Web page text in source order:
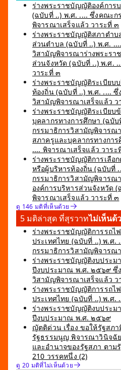
ร่างพระราชบัญญัติองค์การ
(ฉบับที่ ..) พ.ศ. .... ซึ่งคณะก
พิจารณาเสร็จแล้ว วาระที่ ๓
ร่างพระราชบัญญัติสภาตำบ
ส่วนตำบล (ฉบับที่ ..) พ.ศ.
วิสามัญพิจารณาร่างพระรา
ส่วนจังหวัด (ฉบับที่ ..) พ.ศ.
วาระที่ ๓
ร่างพระราชบัญญัติระเบียบ
ท้องถิ่น (ฉบับที่ ..) พ.ศ. ....
วิสามัญพิจารณาเสร็จแล้ว ว
ร่างพระราชบัญญัติระเบียบ
บุคลากรทางการศึกษา (ฉบั
กรรมาธิการวิสามัญพิจารณ
สภาครูและบุคลากรทางกา
.... พิจารณาเสร็จแล้ว วาระ
ร่างพระราชบัญญัติการเลือ
หรือผู้บริหารท้องถิ่น (ฉบับที่
กรรมาธิการวิสามัญพิจารณ
องค์การบริหารส่วนจังหวัด
พิจารณาเสร็จแล้ว วาระที่ ๓
ดู 146 มติที่เห็นด้วย
5 มติล่าสุด ที่สุรวาทไม่เห็นด้
ร่างพระราชบัญญัติการรถไ
ประเทศไทย (ฉบับที่ ..) พ.ศ.
กรรมาธิการวิสามัญพิจารณ
ร่างพระราชบัญญัติงบประม
ปีงบประมาณ พ.ศ. ๒๕๖๙ ซึ่
วิสามัญพิจารณาเสร็จแล้ว ว
ร่างพระราชบัญญัติการรถไ
ประเทศไทย (ฉบับที่ ..) พ.ศ.
ร่างพระราชบัญญัติงบประม
ปีงบประมาณ พ.ศ. ๒๕๖๙
ญัตติด่วน เรื่อง ขอให้รัฐสภ
รัฐธรรมนูญ พิจารณาวินิจฉั
และอำนาจของรัฐสภา ตาม
210 วรรคหนึ่ง (2)
ดู 20 มติที่ไม่เห็นด้วย